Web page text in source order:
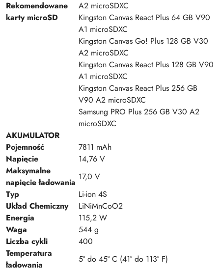
Rekomendowane
karty microSD
A2 microSDXC
Kingston Canvas React Plus 64 GB V90
A1 microSDXC
Kingston Canvas Go! Plus 128 GB V30
A2 microSDXC
Kingston Canvas React Plus 128 GB V90
A1 microSDXC
Kingston Canvas React Plus 256 GB
V90 A2 microSDXC
Samsung PRO Plus 256 GB V30 A2
microSDXC
AKUMULATOR
Pojemność
7811 mAh
Napięcie
14,76 V
Maksymalne
napięcie ładowania
17,0 V
Typ
Li-ion 4S
Układ Chemiczny
LiNiMnCoO2
Energia
115,2 W
Waga
544 g
Liczba cykli
400
Temperatura
ładowania
5° do 45° C (41° do 113° F)